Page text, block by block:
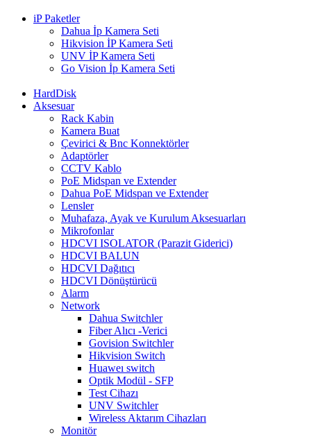
iP Paketler
Dahua İp Kamera Seti
Hikvision İP Kamera Seti
UNV İP Kamera Seti
Go Vision İp Kamera Seti
HardDisk
Aksesuar
Rack Kabin
Kamera Buat
Çevirici & Bnc Konnektörler
Adaptörler
CCTV Kablo
PoE Midspan ve Extender
Dahua PoE Midspan ve Extender
Lensler
Muhafaza, Ayak ve Kurulum Aksesuarları
Mikrofonlar
HDCVI ISOLATOR (Parazit Giderici)
HDCVI BALUN
HDCVI Dağıtıcı
HDCVI Dönüştürücü
Alarm
Network
Dahua Switchler
Fiber Alıcı -Verici
Govision Switchler
Hikvision Switch
Huaweı switch
Optik Modül - SFP
Test Cihazı
UNV Switchler
Wireless Aktarım Cihazları
Monitör